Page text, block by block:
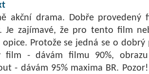
akční drama. Dobře provedený
Je zajímavé, že pro tento film
opice. Protože se jedná se o
film - dávám filmu 90%,
- dávám 95% maxima BR.